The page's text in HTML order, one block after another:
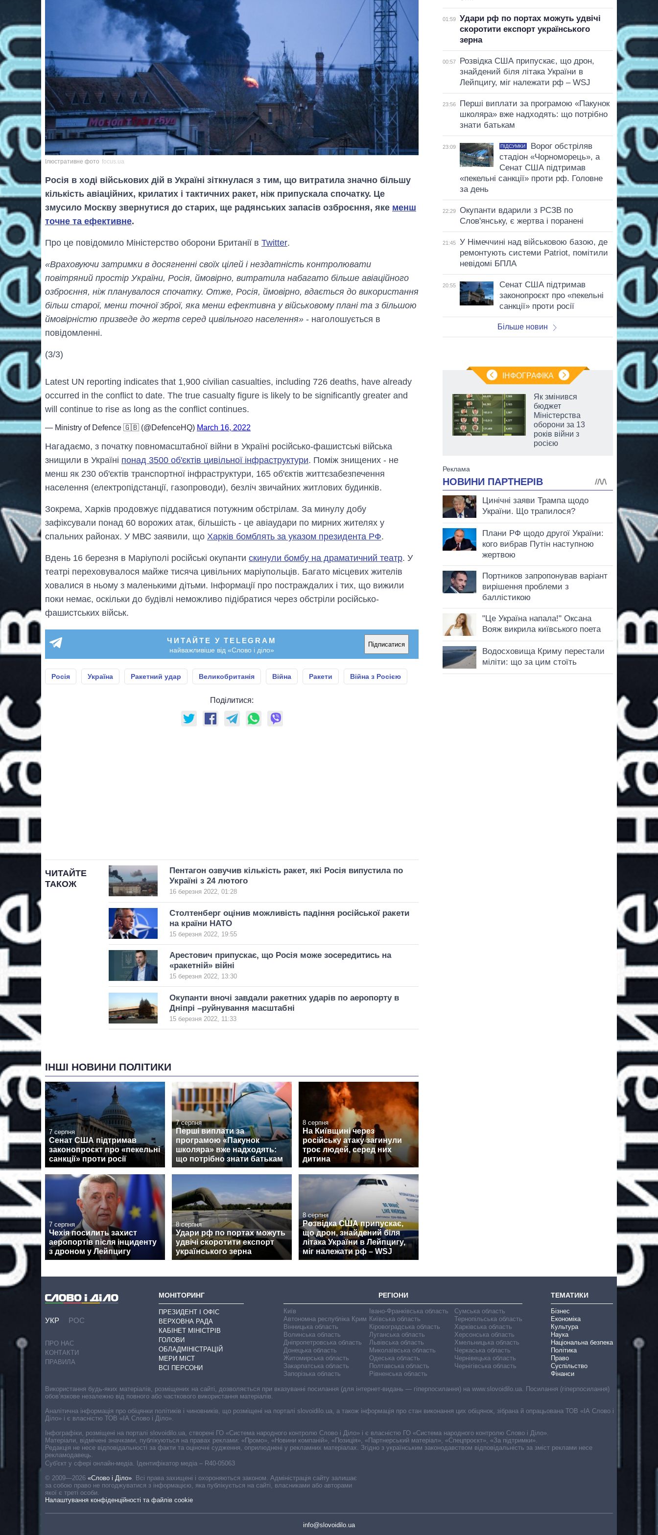
Ілюстративне фото focus.ua
Росія в ході військових дій в Україні зіткнулася з тим, що витратила значно більшу
кількість авіаційних, крилатих і тактичних ракет, ніж припускала спочатку. Це
змусило Москву звернутися до старих, ще радянських запасів озброєння, яке менш
точне та ефективне.
Про це повідомило Міністерство оборони Британії в Twitter.
«Враховуючи затримки в досягненні своїх цілей і нездатність контролювати
повітряний простір України, Росія, ймовірно, витратила набагато більше авіаційного
озброєння, ніж планувалося спочатку. Отже, Росія, ймовірно, вдається до використання
більш старої, менш точної зброї, яка менш ефективна у військовому плані та з більшою
ймовірністю призведе до жертв серед цивільного населення» - наголошується в
повідомленні.
(3/3)
Latest UN reporting indicates that 1,900 civilian casualties, including 726 deaths, have already
occurred in the conflict to date. The true casualty figure is likely to be significantly greater and
will continue to rise as long as the conflict continues.
— Ministry of Defence 🇬🇧 (@DefenceHQ) March 16, 2022
Нагадаємо, з початку повномасштабної війни в Україні російсько-фашистські війська
знищили в Україні понад 3500 об'єктів цивільної інфраструктури. Поміж знищених - не
менш як 230 об'єктів транспортної інфраструктури, 165 об'єктів життєзабезпечення
населення (електропідстанції, газопроводи), безліч звичайних житлових будинків.
Зокрема, Харків продовжує піддаватися потужним обстрілам. За минулу добу
зафіксували понад 60 ворожих атак, більшість - це авіаудари по мирних жителях у
спальних районах. У МВС заявили, що Харків бомблять за указом президента РФ.
Вдень 16 березня в Маріуполі російські окупанти скинули бомбу на драматичний театр. У
театрі переховувалося майже тисяча цивільних маріупольців. Багато місцевих жителів
ховалися в ньому з маленькими дітьми. Інформації про постраждалих і тих, що вижили
поки немає, оскільки до будівлі неможливо підібратися через обстріли російсько-
фашистських військ.
ЧИТАЙТЕ У TELEGRAM
найважливіше від «Слово і діло»
Підписатися
Росія Україна Ракетний удар Великобританія Війна Ракети Війна з Росією
Поділитися:
ЧИТАЙТЕ
ТАКОЖ
Пентагон озвучив кількість ракет, які Росія випустила по
Україні з 24 лютого
16 березня 2022, 01:28
Столтенберг оцінив можливість падіння російської ракети
на країни НАТО
15 березня 2022, 19:55
Арестович припускає, що Росія може зосередитись на
«ракетній» війні
15 березня 2022, 13:30
Окупанти вночі завдали ракетних ударів по аеропорту в
Дніпрі –руйнування масштабні
15 березня 2022, 11:33
ІНШІ НОВИНИ ПОЛІТИКИ
7 серпня
Сенат США підтримав
законопроєкт про «пекельні
санкції» проти росії
7 серпня
Перші виплати за
програмою «Пакунок
школяра» вже надходять:
що потрібно знати батькам
8 серпня
На Київщині через
російську атаку загинули
троє людей, серед них
дитина
7 серпня
Чехія посилить захист
аеропортів після інциденту
з дроном у Лейпцигу
8 серпня
Удари рф по портах можуть
удвічі скоротити експорт
українського зерна
8 серпня
Розвідка США припускає,
що дрон, знайдений біля
літака України в Лейпцигу,
міг належати рф – WSJ
01:59
Удари рф по портах можуть удвічі
скоротити експорт українського
зерна
00:57
Розвідка США припускає, що дрон,
знайдений біля літака України в
Лейпцигу, міг належати рф – WSJ
23:56
Перші виплати за програмою «Пакунок
школяра» вже надходять: що потрібно
знати батькам
23:09 ПІДСУМКИ
Ворог обстріляв
стадіон «Чорноморець», а
Сенат США підтримав
«пекельні санкції» проти рф. Головне
за день
22:29
Окупанти вдарили з РСЗВ по
Слов'янську, є жертва і поранені
21:45
У Німеччині над військовою базою, де
ремонтують системи Patriot, помітили
невідомі БПЛА
20:55
Сенат США підтримав
законопроєкт про «пекельні
санкції» проти росії
Більше новин
ІНФОГРАФІКА
Від 1 місяця – до 5
Як змінився
бюджет
Міністерства
оборони за 13
років війни з
росією
УКР РОС
ПРО НАС
КОНТАКТИ
ПРАВИЛА
МОНІТОРИНГ
ПРЕЗИДЕНТ І ОФІС
ВЕРХОВНА РАДА
КАБІНЕТ МІНІСТРІВ
ГОЛОВИ
ОБЛАДМІНІСТРАЦІЙ
МЕРИ МІСТ
ВСІ ПЕРСОНИ
РЕГІОНИ
Київ
Автономна республіка Крим
Вінницька область
Волинська область
Дніпропетровська область
Донецька область
Житомирська область
Закарпатська область
Запорізька область
Івано-Франківська область
Київська область
Кіровоградська область
Луганська область
Львівська область
Миколаївська область
Одеська область
Полтавська область
Рівненська область
Сумська область
Тернопільська область
Харківська область
Херсонська область
Хмельницька область
Черкаська область
Чернівецька область
Чернігівська область
ТЕМАТИКИ
Бізнес
Економіка
Культура
Наука
Національна безпека
Політика
Право
Суспільство
Фінанси
Cуб'єкт у сфері онлайн-медіа. Ідентифікатор медіа – R40-05063
© 2009—2026 «Слово і Діло». Всі права захищені і охороняються законом. Адміністрація сайту залишає
за собою право не погоджуватися з інформацією, яка публікується на сайті, власниками або авторами
якої є треті особи.
Налаштування конфіденційності та файлів cookie
info@slovoidilo.ua
Використання будь-яких матеріалів, розміщених на сайті, дозволяється при вказуванні посилання (для інтернет-видань — гіперпосилання) на www.slovoidilo.ua. Посилання (гіперпосилання)
обов’язкове незалежно від повного або часткового використання матеріалів.
Аналітична інформація про обіцянки політиків і чиновників, що розміщені на порталі slovoidilo.ua, а також інформація про стан виконання цих обіцянок, зібрана й опрацьована ТОВ «ІА Слово і
Діло» і є власністю ТОВ «ІА Слово і Діло».
Інфографіки, розміщені на порталі slovoidilo.ua, створені ГО «Система народного контролю Слово і Діло» і є власністю ГО «Система народного контролю Слово і Діло».
Матеріали, відмічені значками, публікуються на правах реклами: «Промо», «Новини компаній», «Позиція», «Партнерський матеріал», «Спецпроєкт», «За підтримки».
Редакція не несе відповідальності за факти та оціночні судження, оприлюднені у рекламних матеріалах. Згідно з українським законодавством відповідальність за зміст реклами несе
рекламодавець.